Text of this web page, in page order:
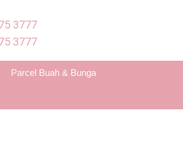
3777
3777
Parcel Buah & Bunga